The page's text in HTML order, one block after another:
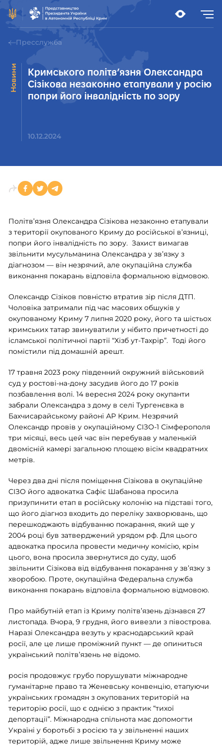
Пресслужба
Новини
Кримського політв’язня Олександра
Сізікова незаконно етапували у росію
попри його інвалідність по зору
10.12.2024
Політв’язня Олександра Сізікова незаконно етапували
з території окупованого Криму до російської в’язниці,
попри його інвалідність по зору. Захист вимагав
звільнити мусульманина Олександра у зв’язку з
діагнозом — він незрячий, але окупаційна служба
виконання покарань відповіла формальною відмовою.
Олександр Сізіков повністю втратив зір після ДТП.
Чоловіка затримали під час масових обшуків у
окупованому Криму 7 липня 2020 року, його та шістьох
кримських татар звинуватили у нібито причетності до
ісламської політичної партії “Хізб ут-Тахрір”. Тоді його
помістили під домашній арешт.
17 травня 2023 року південний окружний військовий
суд у ростові-на-дону засудив його до 17 років
позбавлення волі. 14 вересня 2024 року окупанти
забрали Олександра з дому в селі Тургенєвка в
Бахчисарайському районі АР Крим. Незрячий
Олександр провів у окупаційному СІЗО-1 Сімферополя
три місяці, весь цей час він перебував у маленькій
двомісній камері загальною площею вісім квадратних
метрів.
Через два дні після поміщення Сізікова в окупаційне
СІЗО його адвокатка Сафіє Шабанова просила
призупинити етап в російську колонію на підставі того,
що його діагноз входить до переліку захворювань, що
перешкоджають відбуванню покарання, який ще у
2004 році був затверджений урядом рф. Для цього
адвокатка просила провести медичну комісію, крім
цього, вона просила звернутися до суду, щоб
звільнити Сізікова від відбування покарання у зв’язку з
хворобою. Проте, окупаційна Федеральна служба
виконання покарань відповіла формальною відмовою.
Про майбутній етап із Криму політв’язень дізнався 27
листопада. Вчора, 9 грудня, його вивезли з півострова.
Наразі Олександра везуть у краснодарський край
росії, але це лише проміжний пункт — де опиниться
український політв’язень не відомо.
росія продовжує грубо порушувати міжнародне
гуманітарне право та Женевську конвенцію, етапуючи
українських громадян з окупованих територій на
територію росії, що є однією з практик “тихої
депортації”. Міжнародна спільнота має допомогти
Україні у боротьбі з росією та у звільненні наших
територій, адже лише звільнення Криму може